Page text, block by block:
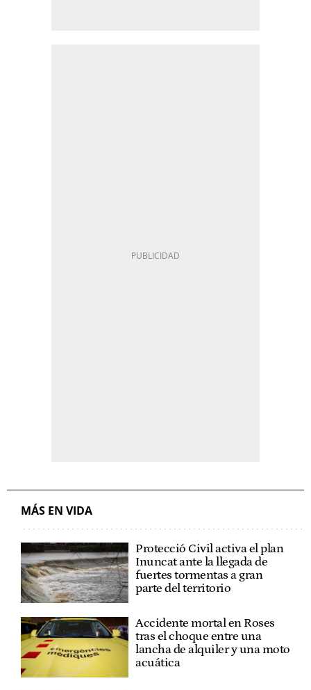
MÁS EN VIDA
Protecció Civil activa el plan
Inuncat ante la llegada de
fuertes tormentas a gran
parte del territorio
Accidente mortal en Roses
tras el choque entre una
lancha de alquiler y una moto
acuática